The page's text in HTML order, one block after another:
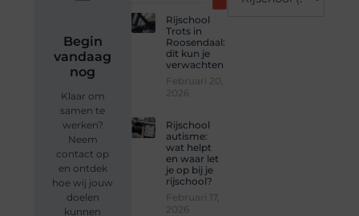
Rijschool
Trots in
Roosendaal:
dit kun je
verwachten
Rijschool
autisme:
wat helpt
en waar let
je op bij je
rijschool?
Begin
vandaag
nog
Klaar om
samen te
werken?
Neem
contact op
en ontdek
hoe wij jouw
doelen
kunnen